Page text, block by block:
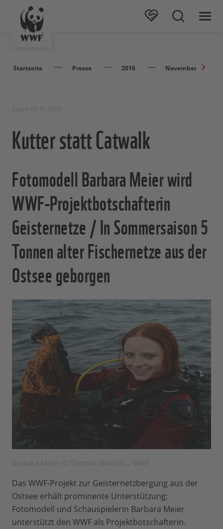
Startseite Presse 2016 November
Kutter statt Catwalk
Fotomodell Barbara Meier wird
WWF-Projektbotschafterin
Geisternetze / In Sommersaison 5
Tonnen alter Fischernetze aus der
Ostsee geborgen
Das WWF-Projekt zur Geisternetzbergung aus der
Ostsee erhält prominente Unterstützung:
Fotomodell und Schauspielerin Barbara Meier
unterstützt den WWF als Projektbotschafterin.